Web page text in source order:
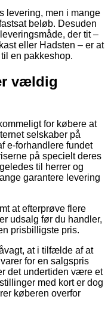
levering, men i mange
beløb. Desuden
der tit –
eller Hadsten – er at
en pakkeshop.
vældig
for købere at
selskaber på
e-forhandlere fundet
på specielt deres
til herrer og
garantere levering
at efterprøve flere
udsalg før du handler,
prisbilligste pris.
at i tilfælde af at
for en salgspris
det undertiden være et
med kort er dog
køberen overfor